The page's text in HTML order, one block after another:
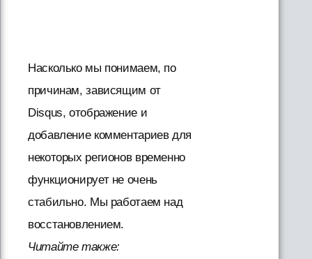
Насколько мы понимаем, по
причинам, зависящим от
Disqus, отображение и
добавление комментариев для
некоторых регионов временно
функционирует не очень
стабильно. Мы работаем над
восстановлением.
Читайте также: